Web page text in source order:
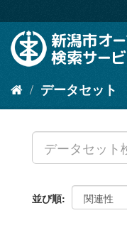
キ
容
データセット
並び順